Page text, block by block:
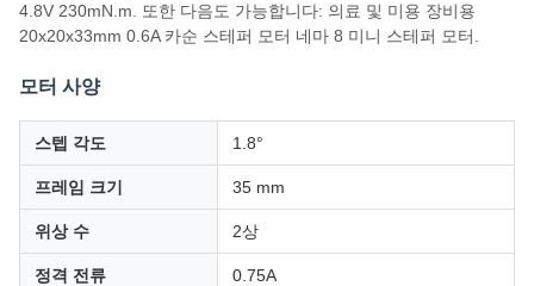
4.8V 230mN.m. 또한 다음도 가능합니다: 의료 및 미용 장비용
20x20x33mm 0.6A 카순 스테퍼 모터 네마 8 미니 스테퍼 모터.
모터 사양
스텝 각도 1.8°
프레임 크기 35 mm
위상 수 2상
정격 전류 0.75A